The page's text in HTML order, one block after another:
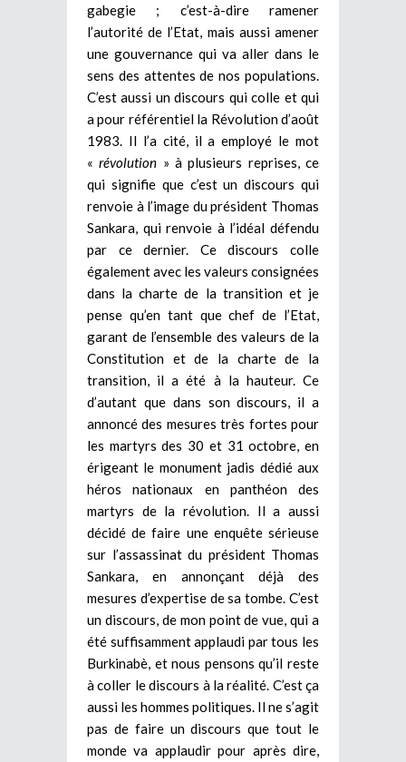
gabegie ; c’est-à-dire ramener
l’autorité de l’Etat, mais aussi amener
une gouvernance qui va aller dans le
sens des attentes de nos populations.
C’est aussi un discours qui colle et qui
a pour référentiel la Révolution d’août
1983. Il l’a cité, il a employé le mot
«révolution » à plusieurs reprises, ce
qui signifie que c’est un discours qui
renvoie à l’image du président Thomas
Sankara, qui renvoie à l’idéal défendu
par ce dernier. Ce discours colle
également avec les valeurs consignées
dans la charte de la transition et je
pense qu’en tant que chef de l’Etat,
garant de l’ensemble des valeurs de la
Constitution et de la charte de la
transition, il a été à la hauteur. Ce
d’autant que dans son discours, il a
annoncé des mesures très fortes pour
les martyrs des 30 et 31 octobre, en
érigeant le monument jadis dédié aux
héros nationaux en panthéon des
martyrs de la révolution. Il a aussi
décidé de faire une enquête sérieuse
sur l’assassinat du président Thomas
Sankara, en annonçant déjà des
mesures d’expertise de sa tombe. C’est
un discours, de mon point de vue, qui a
été suffisamment applaudi par tous les
Burkinabè, et nous pensons qu’il reste
à coller le discours à la réalité. C’est ça
aussi les hommes politiques. Il ne s’agit
pas de faire un discours que tout le
monde va applaudir pour après dire,